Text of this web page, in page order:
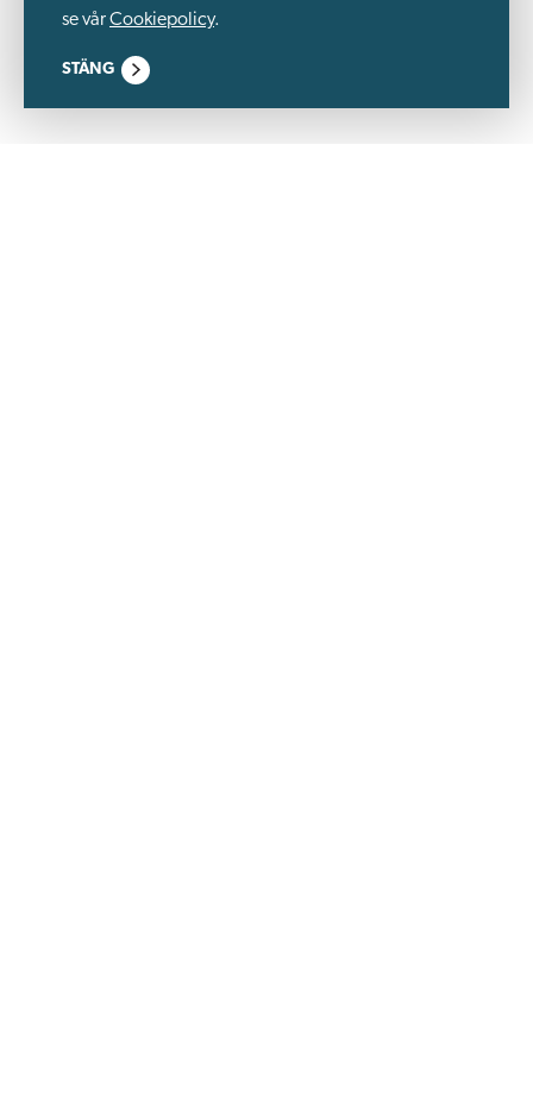
se vårCookiepolicy.
STÄNG